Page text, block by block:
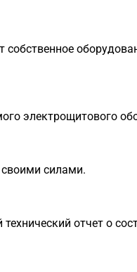
электрощитового
силами.
отчет о